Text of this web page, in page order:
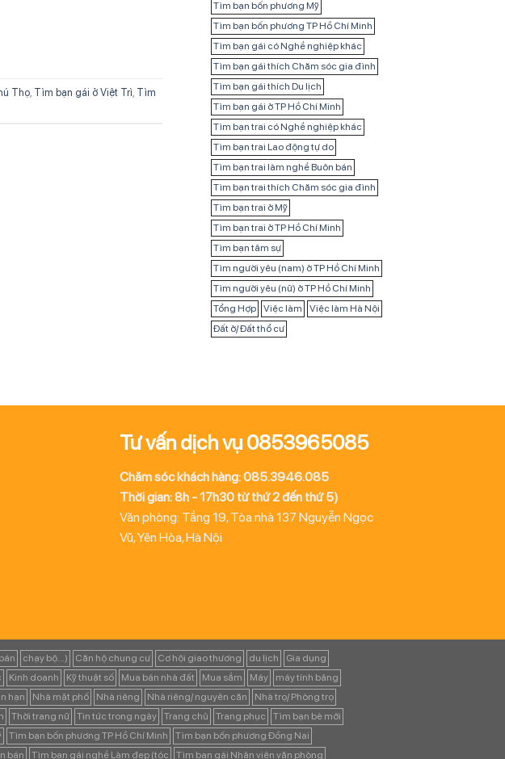
Thọ Tìm bạn gái ở Việt Trì Tìm
Tìm bạn bốn phương Mỹ
Tìm bạn bốn phương TP Hồ Chí Minh
Tìm bạn gái có Nghề nghiệp khác
Tìm bạn gái thích Chăm sóc gia đình
Tìm bạn gái thích Du lịch
Tìm bạn gái ở TP Hồ Chí Minh
Tìm bạn trai có Nghề nghiệp khác
Tìm bạn trai Lao động tự do
Tìm bạn trai làm nghề Buôn bán
Tìm bạn trai thích Chăm sóc gia đình
Tìm bạn trai ở Mỹ
Tìm bạn trai ở TP Hồ Chí Minh
Tìm bạn tâm sự
Tìm người yêu (nam) ở TP Hồ Chí Minh
Tìm người yêu (nữ) ở TP Hồ Chí Minh
Tổng Hợp
Việc làm
Việc làm Hà Nội
Đất ở/ Đất thổ cư
Tư vấn dịch vụ 0853965085
Chăm sóc khách hàng: 085.3946.085
Thời gian: 8h - 17h30 từ thứ 2 đến thứ 5)
Văn phòng: Tầng 19, Tòa nhà 137 Nguyễn Ngọc
Vũ, Yên Hòa, Hà Nội
chạy bộ...) Căn hộ chung cư Cơ hội giao thương du lịch
Gia dụng
Kinh doanh Kỹ thuật số Mua bán nhà đất Mua sắm Máy
máy tính bảng
hạn Nhà mặt phố Nhà riêng Nhà riêng/ nguyên căn
Nhà trọ/ Phòng trọ
Thời trang nữ Tin tức trong ngày Trang chủ Trang phục
Tìm bạn bè mới
Tìm bạn bốn phương TP Hồ Chí Minh
Tìm bạn bốn phương Đồng Nai
bán Tìm bạn gái nghề Làm đẹp (tóc Tìm bạn gái Nhân viên văn phòng